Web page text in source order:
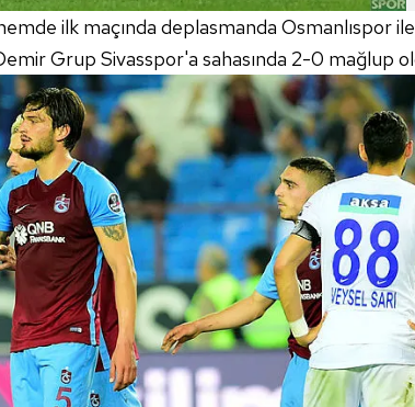
ilk maçında deplasmanda Osmanlıspor
Grup Sivasspor'a sahasında 2-0 mağlup